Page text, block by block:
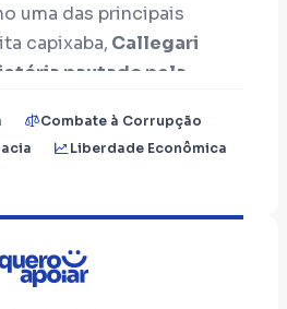
uma das principais
capixaba, Callegari
pautado pela
Autor de Leis de
tem se destacado pela
conquistas estão a Lei
Combate à Corrupção
Liberdade Econômica